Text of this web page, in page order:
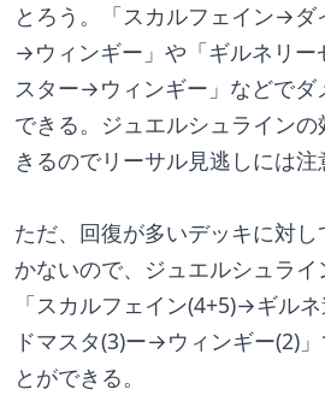
とろう。「スカルフェイン→ダ
→ウィンギー」や「ギルネリ
スター→ウィンギー」などでダ
できる。ジュエルシュライン
きるのでリーサル見逃しには注
ただ、回復が多いデッキに対し
かないので、ジュエルシュライ
「スカルフェイン(4+5)→ギル
ドマスタ(3)ー→ウィンギー(2)
とができる。